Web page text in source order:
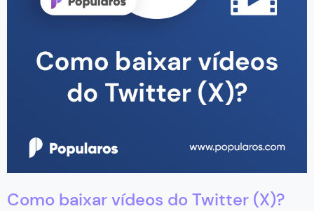
Como baixar vídeos do Twitter (X)?